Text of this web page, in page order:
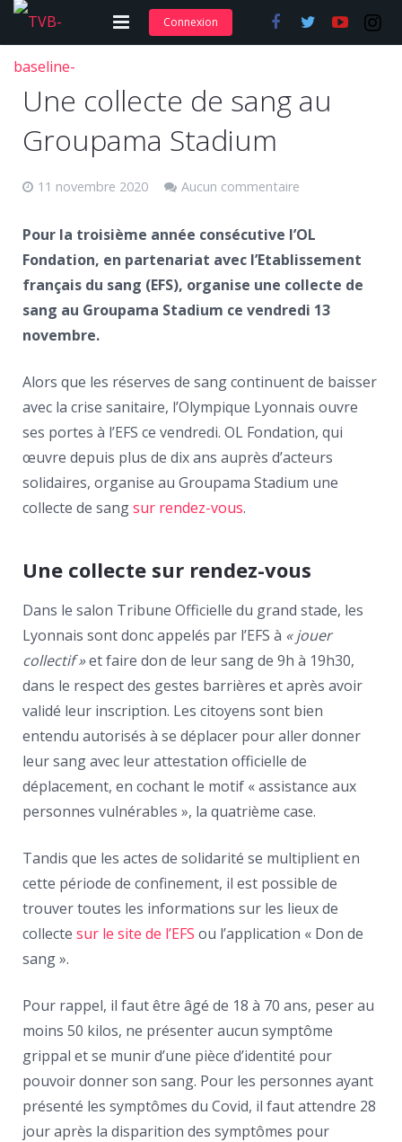
Adhérer et s’abonner
Nos articles
Nos actions
Nos formations
Contact
Connexion
Une collecte de sang au
Groupama Stadium
11 novembre 2020 Aucun commentaire
Pour la troisième année consécutive l’OL
Fondation, en partenariat avec l’Etablissement
français du sang (EFS), organise une collecte de
sang au Groupama Stadium ce vendredi 13
novembre.
Alors que les réserves de sang continuent de baisser
avec la crise sanitaire, l’Olympique Lyonnais ouvre
ses portes à l’EFS ce vendredi. OL Fondation, qui
œuvre depuis plus de dix ans auprès d’acteurs
solidaires, organise au Groupama Stadium une
collecte de sangsur rendez-vous.
Une collecte sur rendez-vous
Dans le salon Tribune Officielle du grand stade, les
Lyonnais sont donc appelés par l’EFS à « jouer
collectif »et faire don de leur sang de 9h à 19h30,
dans le respect des gestes barrières et après avoir
validé leur inscription. Les citoyens sont bien
entendu autorisés à se déplacer pour aller donner
leur sang avec leur attestation officielle de
déplacement, en cochant le motif « assistance aux
personnes vulnérables », la quatrième case.
Tandis que les actes de solidarité se multiplient en
cette période de confinement, il est possible de
trouver toutes les informations sur les lieux de
collecte sur le site de l’EFS ou l’application « Don de
sang ».
Pour rappel, il faut être âgé de 18 à 70 ans, peser au
moins 50 kilos, ne présenter aucun symptôme
grippal et se munir d’une pièce d’identité pour
pouvoir donner son sang. Pour les personnes ayant
présenté les symptômes du Covid, il faut attendre 28
jour après la disparition des symptômes pour